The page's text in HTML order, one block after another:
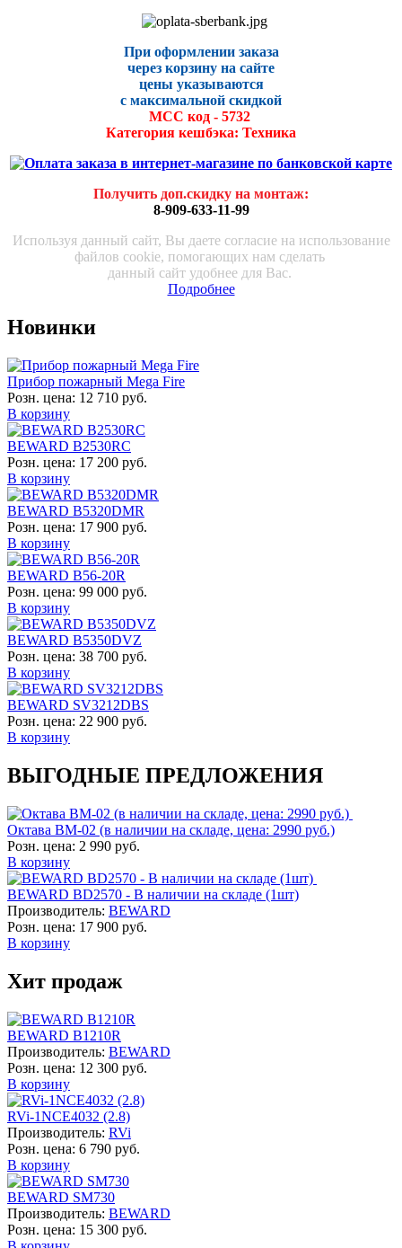
При оформлении заказа
через корзину на сайте
цены указываются
с максимальной скидкой
МСС код - 5732
Категория кешбэка: Техника
Получить доп.скидку на монтаж:
8-909-633-11-99
Используя данный сайт, Вы даете согласие на использование
файлов cookie, помогающих нам сделать
данный сайт удобнее для Вас.
Подробнее
Новинки
Прибор пожарный Mega Fire
Розн. цена: 12 710 руб.
В корзину
BEWARD B2530RC
Розн. цена: 17 200 руб.
В корзину
BEWARD B5320DMR
Розн. цена: 17 900 руб.
В корзину
BEWARD B56-20R
Розн. цена: 99 000 руб.
В корзину
BEWARD B5350DVZ
Розн. цена: 38 700 руб.
В корзину
BEWARD SV3212DBS
Розн. цена: 22 900 руб.
В корзину
ВЫГОДНЫЕ ПРЕДЛОЖЕНИЯ
Октава ВМ-02 (в наличии на складе, цена: 2990 руб.)
Розн. цена: 2 990 руб.
В корзину
BEWARD BD2570 - В наличии на складе (1шт)
Производитель: BEWARD
Розн. цена: 17 900 руб.
В корзину
Хит продаж
BEWARD B1210R
Производитель: BEWARD
Розн. цена: 12 300 руб.
В корзину
RVi-1NCE4032 (2.8)
Производитель: RVi
Розн. цена: 6 790 руб.
В корзину
BEWARD SM730
Производитель: BEWARD
Розн. цена: 15 300 руб.